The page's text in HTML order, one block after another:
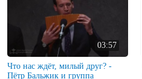
03:57
Что нас ждёт, милый друг? -
Пётр Бальжик и группа